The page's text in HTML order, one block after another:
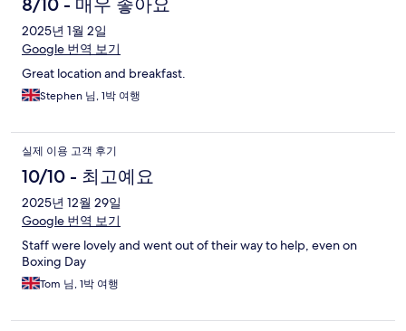
8/10 - 매우 좋아요
2025년 1월 2일
Google 번역 보기
Great location and breakfast.
Stephen 님, 1박 여행
실제 이용 고객 후기
10/10 - 최고예요
2025년 12월 29일
Google 번역 보기
Staff were lovely and went out of their way to help, even on
Boxing Day
Tom 님, 1박 여행